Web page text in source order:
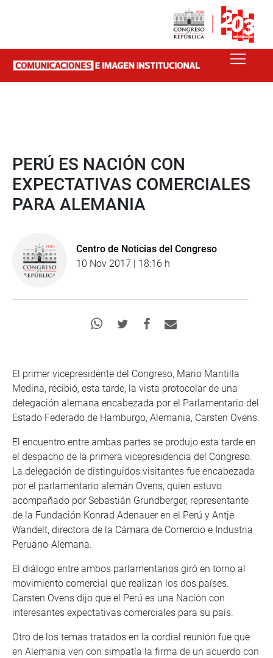
PERÚ ES NACIÓN CON
EXPECTATIVAS COMERCIALES
PARA ALEMANIA
Centro de Noticias del Congreso
10 Nov 2017 | 18:16 h
El primer vicepresidente del Congreso, Mario Mantilla
Medina, recibió, esta tarde, la vista protocolar de una
delegación alemana encabezada por el Parlamentario del
Estado Federado de Hamburgo, Alemania, Carsten Ovens.
El encuentro entre ambas partes se produjo esta tarde en
el despacho de la primera vicepresidencia del Congreso.
La delegación de distinguidos visitantes fue encabezada
por el parlamentario alemán Ovens, quien estuvo
acompañado por Sebastián Grundberger, representante
de la Fundación Konrad Adenauer en el Perú y Antje
Wandelt, directora de la Cámara de Comercio e Industria
Peruano-Alemana.
El diálogo entre ambos parlamentarios giró en torno al
movimiento comercial que realizan los dos países.
Carsten Ovens dijo que el Perú es una Nación con
interesantes expectativas comerciales para su país.
Otro de los temas tratados en la cordial reunión fue que
en Alemania ven con simpatía la firma de un acuerdo con